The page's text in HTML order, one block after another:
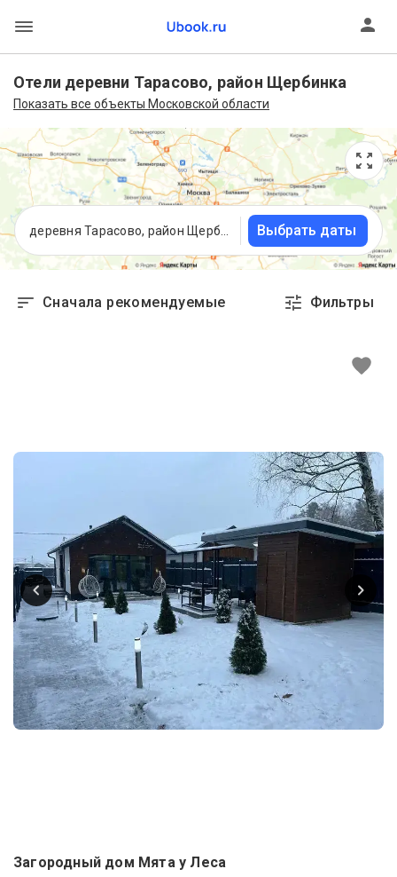
Отели деревни Тарасово, район Щербинка
Показать все объекты Московской области
Выбрать даты
Сначала рекомендуемые Фильтры
Загородный дом Мята у Леса